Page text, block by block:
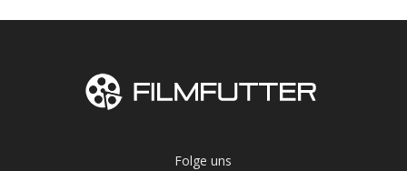
Folge uns